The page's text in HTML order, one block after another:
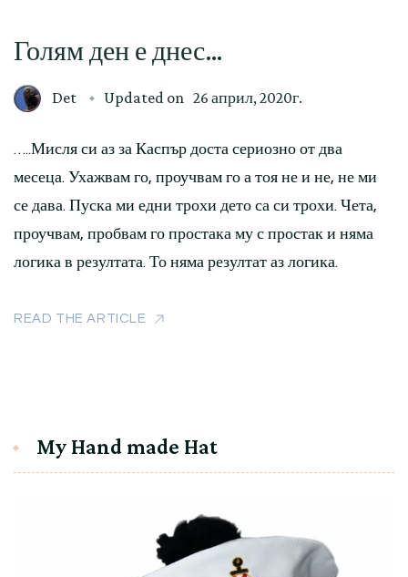
Голям ден е днес…
Det Updated on 26 април, 2020г.
…..Мисля си аз за Каспър доста сериозно от два
месеца. Ухажвам го, проучвам го а тоя не и не, не ми
се дава. Пуска ми едни трохи дето са си трохи. Чета,
проучвам, пробвам го простака му с простак и няма
логика в резултата. То няма резултат аз логика.
READ THE ARTICLE
My Hand made Hat